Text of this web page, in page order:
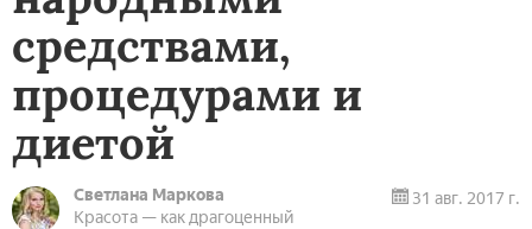
средствами,
процедурами и
диетой
Светлана Маркова
Красота — как драгоценный
31 авг. 2017 г.